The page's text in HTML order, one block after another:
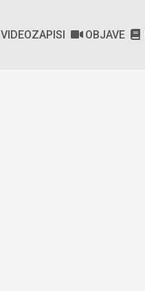
VIDEOZAPISI OBJAVE